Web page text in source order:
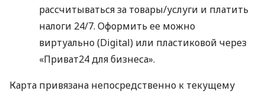
рассчитываться за товары/услуги и платить
налоги 24/7. Оформить ее можно
виртуально (Digital) или пластиковой через
«Приват24 для бизнеса».
Карта привязана непосредственно к текущему